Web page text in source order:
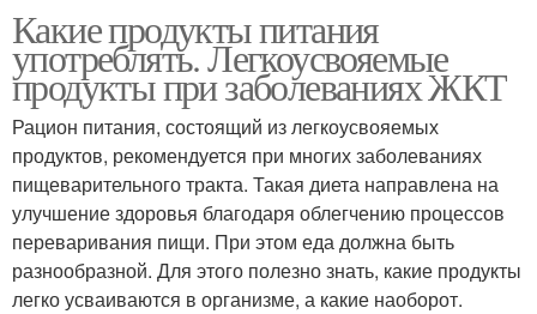
Какие продукты питания
употреблять. Легкоусвояемые
продукты при заболеваниях ЖКТ
Рацион питания, состоящий из легкоусвояемых
продуктов, рекомендуется при многих заболеваниях
пищеварительного тракта. Такая диета направлена на
улучшение здоровья благодаря облегчению процессов
переваривания пищи. При этом еда должна быть
разнообразной. Для этого полезно знать, какие продукты
легко усваиваются в организме, а какие наоборот.